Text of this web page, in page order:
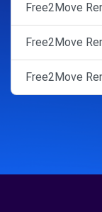
Free2Move
Free2Move
Free2Move